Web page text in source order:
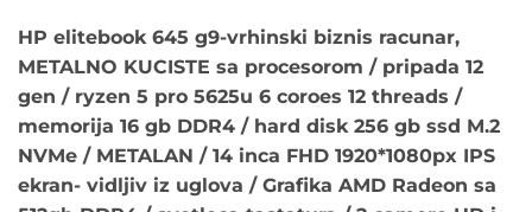
HP elitebook 645 g9-vrhinski biznis racunar,
METALNO KUCISTE sa procesorom / pripada 12
gen / ryzen 5 pro 5625u 6 coroes 12 threads /
memorija 16 gb DDR4 / hard disk 256 gb ssd M.2
NVMe / METALAN / 14 inca FHD 1920*1080px IPS
ekran- vidljiv iz uglova / Grafika AMD Radeon sa